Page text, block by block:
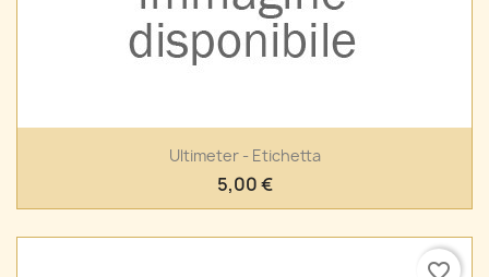
Ultimeter - Etichetta
5,00 €
favorite_border